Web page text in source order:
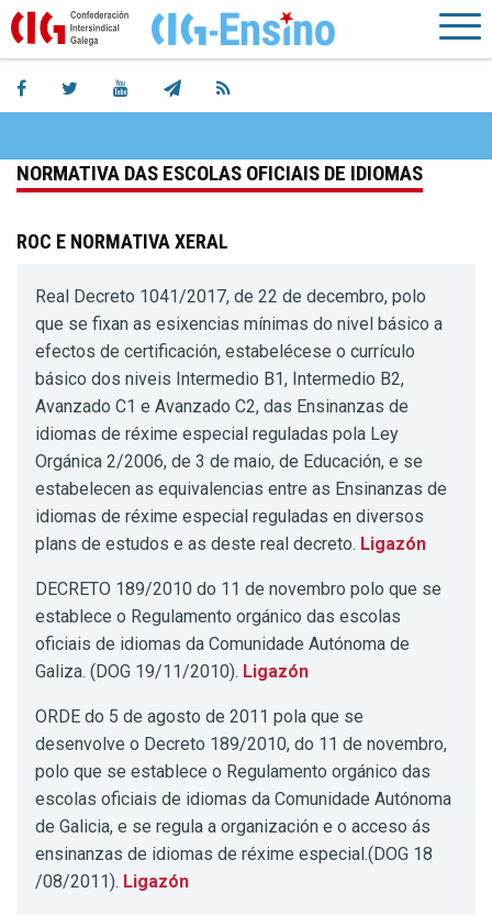
NORMATIVA DAS ESCOLAS OFICIAIS DE IDIOMAS
ROC E NORMATIVA XERAL
Real Decreto 1041/2017, de 22 de decembro, polo
que se fixan as esixencias mínimas do nivel básico a
efectos de certificación, estabelécese o currículo
básico dos niveis Intermedio B1, Intermedio B2,
Avanzado C1 e Avanzado C2, das Ensinanzas de
idiomas de réxime especial reguladas pola Ley
Orgánica 2/2006, de 3 de maio, de Educación, e se
estabelecen as equivalencias entre as Ensinanzas de
idiomas de réxime especial reguladas en diversos
plans de estudos e as deste real decreto. Ligazón
DECRETO 189/2010 do 11 de novembro polo que se
establece o Regulamento orgánico das escolas
oficiais de idiomas da Comunidade Autónoma de
Galiza. (DOG 19/11/2010). Ligazón
ORDE do 5 de agosto de 2011 pola que se
desenvolve o Decreto 189/2010, do 11 de novembro,
polo que se establece o Regulamento orgánico das
escolas oficiais de idiomas da Comunidade Autónoma
de Galicia, e se regula a organización e o acceso ás
ensinanzas de idiomas de réxime especial.(DOG 18
/08/2011). Ligazón